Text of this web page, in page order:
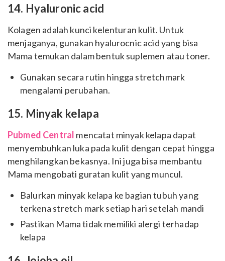
14. Hyaluronic acid
Kolagen adalah kunci kelenturan kulit. Untuk
menjaganya, gunakan hyalurocnic acid yang bisa
Mama temukan dalam bentuk suplemen atau toner.
Gunakan secara rutin hingga stretchmark
mengalami perubahan.
15. Minyak kelapa
Pubmed Central mencatat minyak kelapa dapat
menyembuhkan luka pada kulit dengan cepat hingga
menghilangkan bekasnya. Ini juga bisa membantu
Mama mengobati guratan kulit yang muncul.
Balurkan minyak kelapa ke bagian tubuh yang
terkena stretch mark setiap hari setelah mandi
Pastikan Mama tidak memiliki alergi terhadap
kelapa